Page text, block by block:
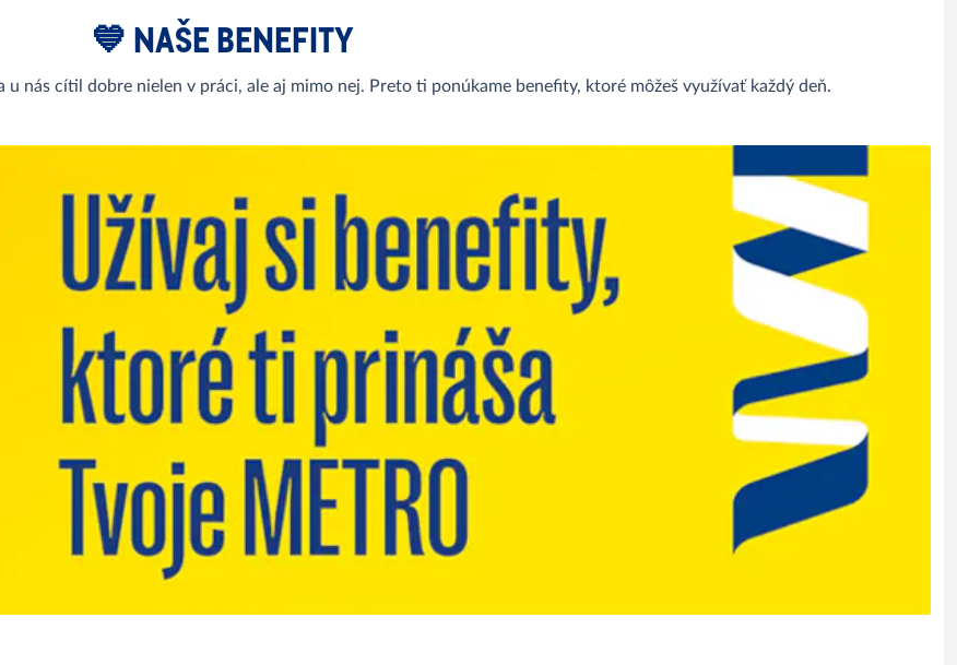
💙 NAŠE BENEFITY
u nás cítil dobre nielen v práci, ale aj mimo nej. Preto ti ponúkame benefity, ktoré môžeš využívať každý deň.